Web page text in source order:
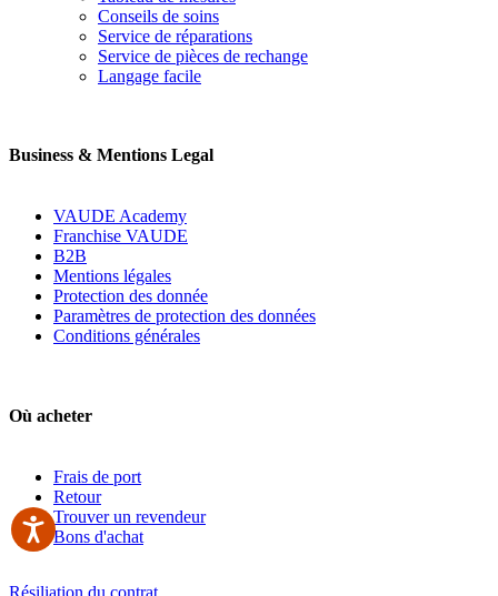
Conseils de soins
Service de réparations
Service de pièces de rechange
Langage facile
Business & Mentions Legal
VAUDE Academy
Franchise VAUDE
B2B
Mentions légales
Protection des donnée
Paramètres de protection des données
Conditions générales
Où acheter
Frais de port
Retour
Trouver un revendeur
Bons d'achat
Résiliation du contrat